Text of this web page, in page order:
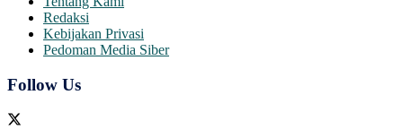
Redaksi
Kebijakan Privasi
Pedoman Media Siber
Follow Us